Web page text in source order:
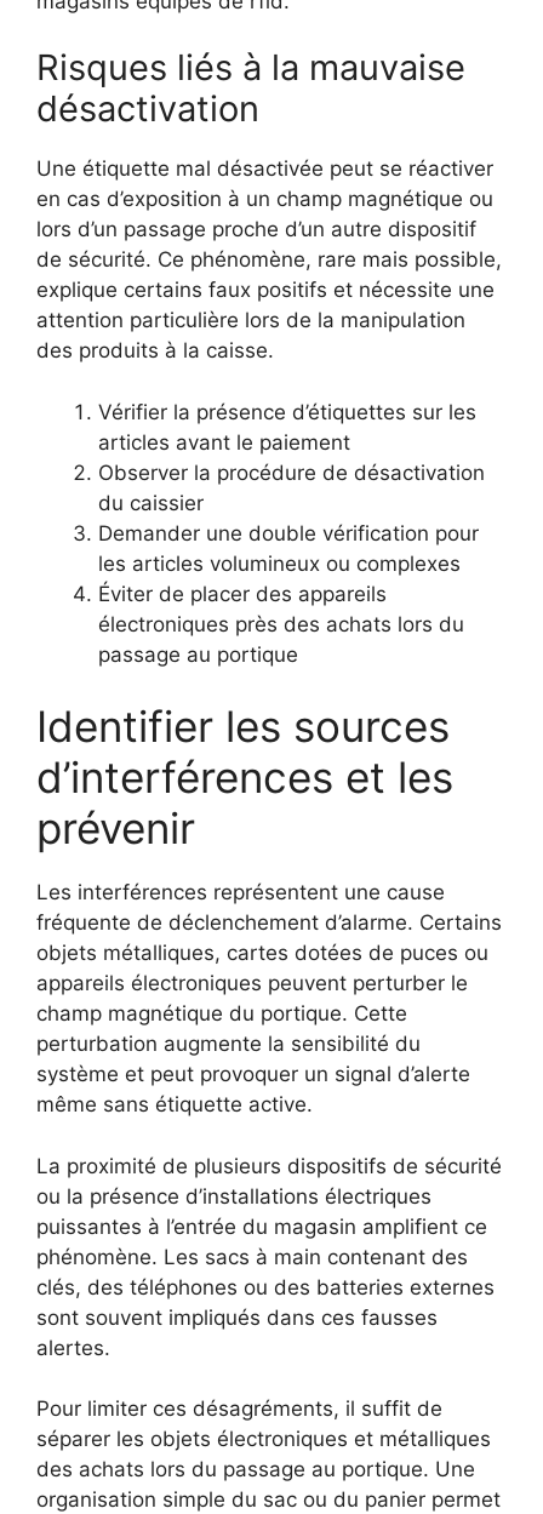
Risques liés à la mauvaise
désactivation
Une étiquette mal désactivée peut se réactiver
en cas d’exposition à un champ magnétique ou
lors d’un passage proche d’un autre dispositif
de sécurité. Ce phénomène, rare mais possible,
explique certains faux positifs et nécessite une
attention particulière lors de la manipulation
des produits à la caisse.
Vérifier la présence d’étiquettes sur les
articles avant le paiement
Observer la procédure de désactivation
du caissier
Demander une double vérification pour
les articles volumineux ou complexes
Éviter de placer des appareils
électroniques près des achats lors du
passage au portique
Identifier les sources
d’interférences et les
prévenir
Les interférences représentent une cause
fréquente de déclenchement d’alarme. Certains
objets métalliques, cartes dotées de puces ou
appareils électroniques peuvent perturber le
champ magnétique du portique. Cette
perturbation augmente la sensibilité du
système et peut provoquer un signal d’alerte
même sans étiquette active.
La proximité de plusieurs dispositifs de sécurité
ou la présence d’installations électriques
puissantes à l’entrée du magasin amplifient ce
phénomène. Les sacs à main contenant des
clés, des téléphones ou des batteries externes
sont souvent impliqués dans ces fausses
alertes.
Pour limiter ces désagréments, il suffit de
séparer les objets électroniques et métalliques
des achats lors du passage au portique. Une
organisation simple du sac ou du panier permet